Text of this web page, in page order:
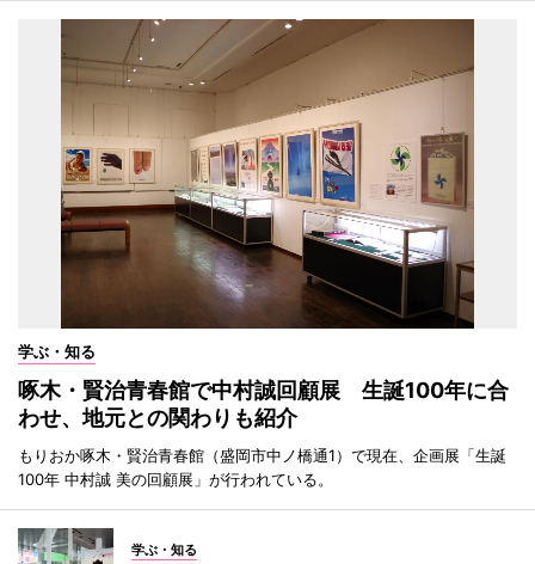
学ぶ・知る
啄木・賢治青春館で中村誠回顧展 生誕100年に合
わせ、地元との関わりも紹介
もりおか啄木・賢治青春館（盛岡市中ノ橋通1）で現在、企画展「生誕
100年 中村誠 美の回顧展」が行われている。
学ぶ・知る